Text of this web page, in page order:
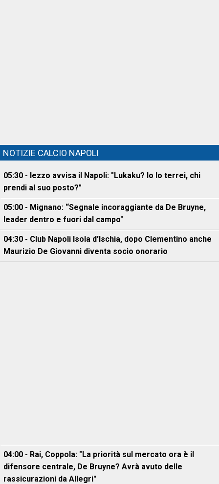
NOTIZIE CALCIO NAPOLI
05:30 - Iezzo avvisa il Napoli: "Lukaku? Io lo terrei, chi
prendi al suo posto?"
05:00 - Mignano: “Segnale incoraggiante da De Bruyne,
leader dentro e fuori dal campo"
04:30 - Club Napoli Isola d'Ischia, dopo Clementino anche
Maurizio De Giovanni diventa socio onorario
04:00 - Rai, Coppola: "La priorità sul mercato ora è il
difensore centrale, De Bruyne? Avrà avuto delle
rassicurazioni da Allegri"